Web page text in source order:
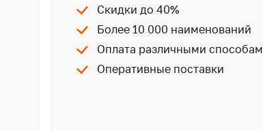
Скидки до 40%
Более 10 000 наименований
Оплата различными
Оперативные поставки